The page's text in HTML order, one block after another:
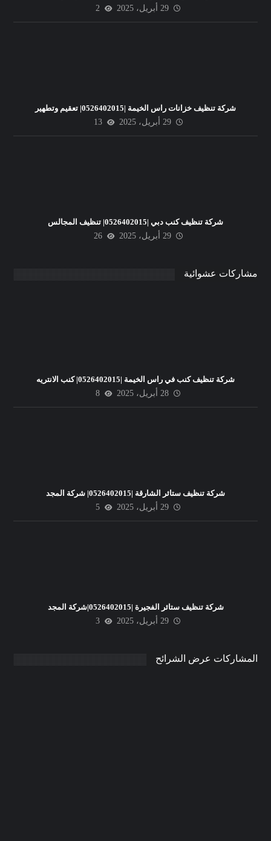
29 أبريل، 2025
2
شركة تنظيف خزانات راس الخيمة |0526402015| تعقيم وتطهير
29 أبريل، 2025
13
شركة تنظيف كنب دبي |0526402015| تنظيف المجالس
29 أبريل، 2025
26
مشاركات عشوائية
شركة تنظيف كنب في راس الخيمة |0526402015| كنب الانتريه
28 أبريل، 2025
8
شركة تنظيف ستائر الشارقة |0526402015| شركة المجد
29 أبريل، 2025
5
شركة تنظيف ستائر الفجيرة |0526402015|شركة المجد
29 أبريل، 2025
3
المشاركات عرض الشرائح